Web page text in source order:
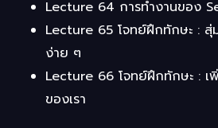
Lecture 64 การทำงานของ
Lecture 65 โจทย์ฝึกทักษะ : สุ่
ง่าย ๆ
Lecture 66 โจทย์ฝึกทักษะ : เ
ของเรา